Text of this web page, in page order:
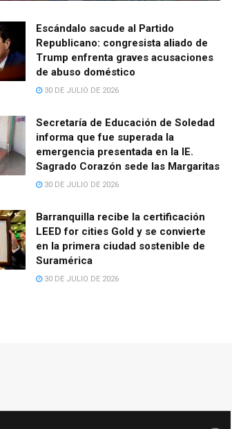
Escándalo sacude al Partido
Republicano: congresista aliado de
Trump enfrenta graves acusaciones
de abuso doméstico
30 DE JULIO DE 2026
Secretaría de Educación de Soledad
informa que fue superada la
emergencia presentada en la IE.
Sagrado Corazón sede las Margaritas
30 DE JULIO DE 2026
Barranquilla recibe la certificación
LEED for cities Gold y se convierte
en la primera ciudad sostenible de
Suramérica
30 DE JULIO DE 2026